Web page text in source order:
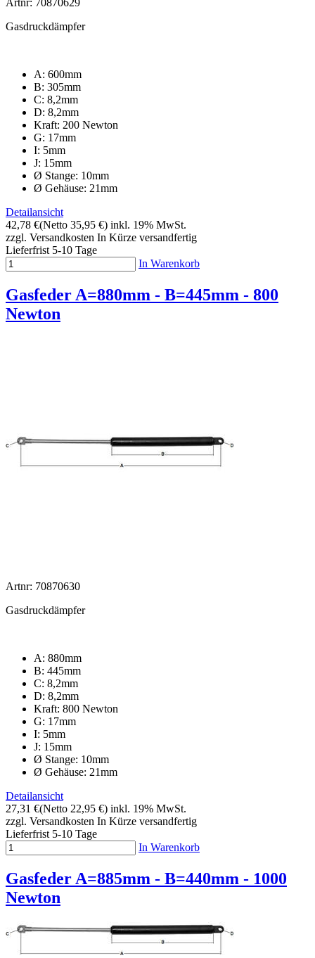
Artnr: 70870629
Gasdruckdämpfer
A: 600mm
B: 305mm
C: 8,2mm
D: 8,2mm
Kraft: 200 Newton
G: 17mm
I: 5mm
J: 15mm
Ø Stange: 10mm
Ø Gehäuse: 21mm
Detailansicht
42,78 €(Netto 35,95 €) inkl. 19% MwSt.
zzgl. Versandkosten In Kürze versandfertig
Lieferfrist 5-10 Tage
In Warenkorb
Gasfeder A=880mm - B=445mm - 800
Newton
Artnr: 70870630
Gasdruckdämpfer
A: 880mm
B: 445mm
C: 8,2mm
D: 8,2mm
Kraft: 800 Newton
G: 17mm
I: 5mm
J: 15mm
Ø Stange: 10mm
Ø Gehäuse: 21mm
Detailansicht
27,31 €(Netto 22,95 €) inkl. 19% MwSt.
zzgl. Versandkosten In Kürze versandfertig
Lieferfrist 5-10 Tage
In Warenkorb
Gasfeder A=885mm - B=440mm - 1000
Newton